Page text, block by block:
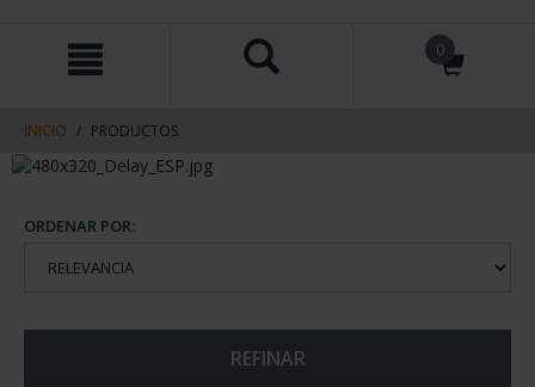
contenido
navegacin
0
INICIO PRODUCTOS
ORDENAR POR:
REFINAR